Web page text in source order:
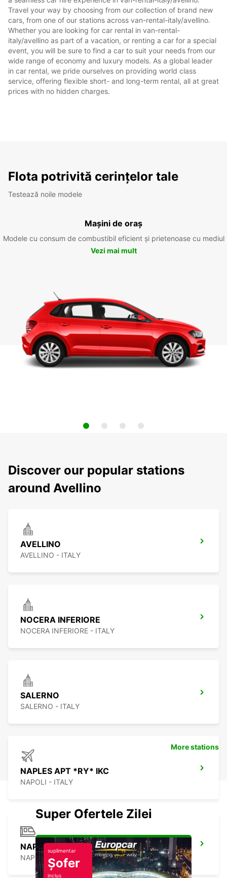
Travel your way by choosing from our collection of brand new
cars, from one of our stations across van-rental-italy/avellino.
Whether you are looking for car rental in van-rental-
italy/avellino as part of a vacation, or renting a car for a special
event, you will be sure to find a car to suit your needs from our
wide range of economy and luxury models. As a global leader
in car rental, we pride ourselves on providing world class
service, offering flexible short- and long-term rental, all at great
prices with no hidden charges.
Flota potrivită cerințelor tale
Testează noile modele
Mașini de oraș
Modele cu consum de combustibil eficient și prietenoase cu mediul
Vezi mai mult
Discover our popular stations
around Avellino
AVELLINO
AVELLINO - ITALY
NOCERA INFERIORE
NOCERA INFERIORE - ITALY
SALERNO
SALERNO - ITALY
NAPLES APT *RY* IKC
NAPOLI - ITALY
NAPLES FS
NAPOLI - ITALY
More stations
Super Ofertele Zilei
suplimentar
Șofer
inclus